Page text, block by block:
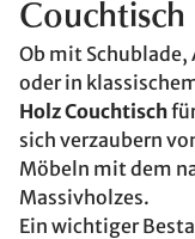
Couchtisch
Ob mit
oder in
Holz Couchtisch
sich verzaubern
Möbeln mit dem
Massivholzes.
Ein wichtiger